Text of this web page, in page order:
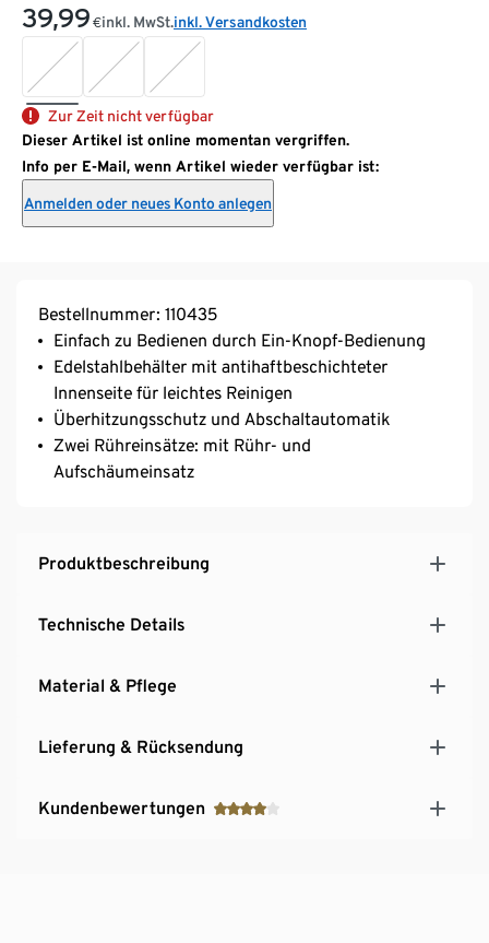
39,99 €inkl. MwSt.inkl. Versandkosten
Zur Zeit nicht verfügbar
Dieser Artikel ist online momentan vergriffen.
Info per E-Mail, wenn Artikel wieder verfügbar ist:
Anmelden oder neues Konto anlegen
Bestellnummer: 110435
Einfach zu Bedienen durch Ein-Knopf-Bedienung
Edelstahlbehälter mit antihaftbeschichteter
Innenseite für leichtes Reinigen
Überhitzungsschutz und Abschaltautomatik
Zwei Rühreinsätze: mit Rühr- und
Aufschäumeinsatz
Produktbeschreibung
Technische Details
Material & Pflege
Lieferung & Rücksendung
Kundenbewertungen